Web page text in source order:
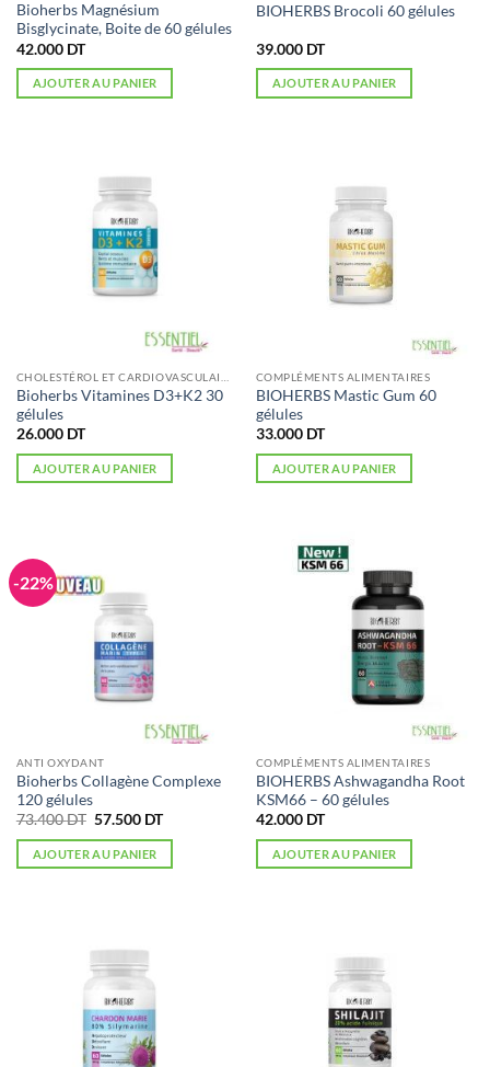
Bioherbs Magnésium
Bisglycinate, Boite de 60 gélules
42.000 DT
AJOUTER AU PANIER
BIOHERBS Brocoli 60 gélules
39.000 DT
AJOUTER AU PANIER
Bioherbs Vitamines D3+K2 30
gélules
26.000 DT
AJOUTER AU PANIER
COMPLÉMENTS ALIMENTAIRES
BIOHERBS Mastic Gum 60
gélules
33.000 DT
AJOUTER AU PANIER
-22%
ANTI OXYDANT
Bioherbs Collagène Complexe
120 gélules
73.400DT Le
initial
était :
57.500 DTLe
actuel
AJOUTER AU PANIER
COMPLÉMENTS ALIMENTAIRES
BIOHERBS Ashwagandha Root
KSM66 – 60 gélules
42.000 DT
AJOUTER AU PANIER